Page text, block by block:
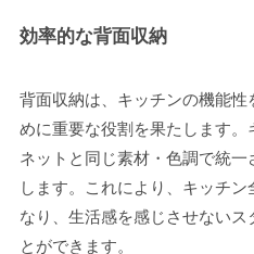
効率的な背面収納
背面収納は、キッチンの機能
めに重要な役割を果たします
ネットと同じ素材・色調で統
します。これにより、キッチ
なり、生活感を感じさせないス
とができます。